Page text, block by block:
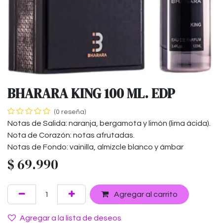
BHARARA KING 100 ML. EDP
(0 reseña)
Notas de Salida: naranja, bergamota y limón (lima ácida).
Nota de Corazón: notas afrutadas.
Notas de Fondo: vainilla, almizcle blanco y ámbar
$ 69.990
Agregar al carrito
Agregar a la lista de deseos